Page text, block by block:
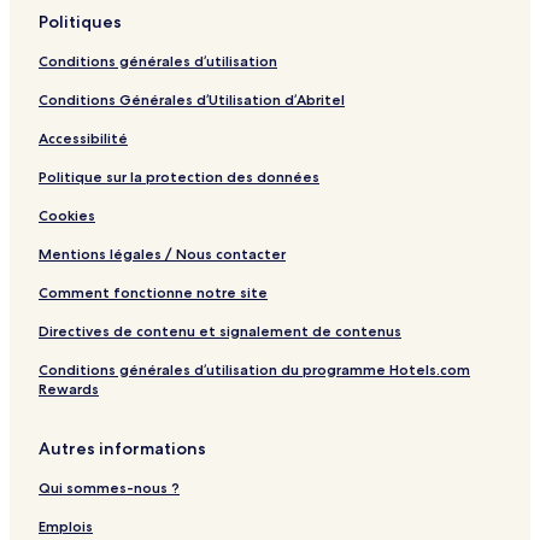
Politiques
Conditions générales d’utilisation
Conditions Générales d’Utilisation d’Abritel
Accessibilité
Politique sur la protection des données
Cookies
Mentions légales / Nous contacter
Comment fonctionne notre site
Directives de contenu et signalement de contenus
Conditions générales d’utilisation du programme Hotels.com
Rewards
Autres informations
Qui sommes-nous ?
Emplois